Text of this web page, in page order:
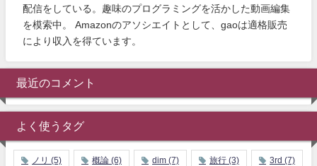
配信をしている。趣味のプログラミングを活かした動画編集
を模索中。 Amazonのアソシエイトとして、gaoは適格販売
により収入を得ています。
最近のコメント
よく使うタグ
ノリ (5) 概論 (6) dim (7) 旅行 (3) 3rd (7)